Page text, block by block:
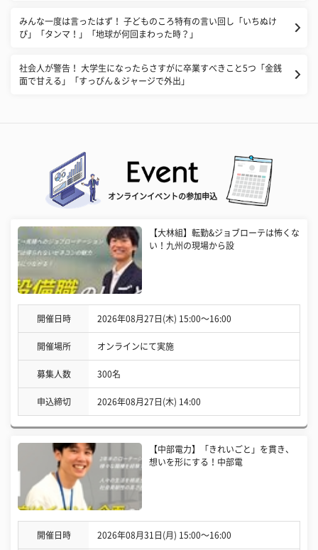
みんな一度は言ったはず！ 子どものころ特有の言い回し「いちぬけ
ぴ」「タンマ！」「地球が何回まわった時？」
社会人が警告！ 大学生になったらさすがに卒業すべきこと5つ「金銭
面で甘える」「すっぴん＆ジャージで外出」
オンラインイベントの参加申込
【大林組】転勤&ジョブローテは怖くな
い！九州の現場から設
開催日時 2026年08月27日(木) 15:00〜16:00
開催場所 オンラインにて実施
募集人数 300名
申込締切 2026年08月27日(木) 14:00
【中部電力】「きれいごと」を貫き、
想いを形にする！中部電
開催日時 2026年08月31日(月) 15:00〜16:00